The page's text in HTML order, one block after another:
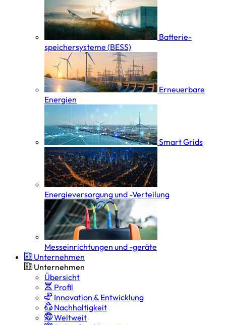
Batterie­
speicher­systeme (BESS)
Erneuerbare
Energien
Smart Grids
Energieversorgung und -Verteilung
Messeinrichtungen und -geräte
Unternehmen
Unternehmen
Übersicht
Profil
Innovation & Entwicklung
Nachhaltigkeit
Weltweit